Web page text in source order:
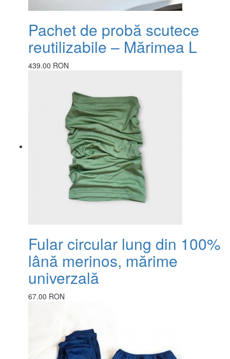
Pachet de probă scutece
reutilizabile – Mărimea L
439.00 RON
Fular circular lung din 100%
lână merinos, mărime
univerzală
67.00 RON